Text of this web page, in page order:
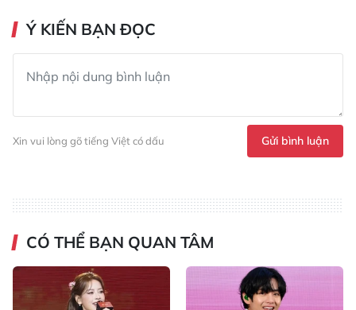
Ý KIẾN BẠN ĐỌC
Xin vui lòng gõ tiếng Việt có dấu Gửi bình luận
CÓ THỂ BẠN QUAN TÂM